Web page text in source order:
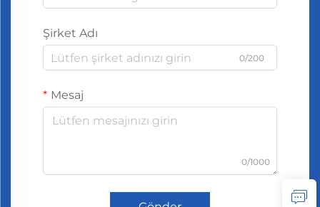
Şirket Adı
0/200
Mesaj
0/1000